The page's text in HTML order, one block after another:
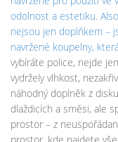
odolnost a estetiku.
nejsou jen doplňkem –
navržené koupelny,
vybíráte police, nejde
vydržely vlhkost,
náhodný doplněk z
dlaždicích a směsi, ale
prostor – z